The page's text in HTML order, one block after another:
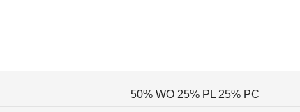
50% WO 25% PL 25% PC